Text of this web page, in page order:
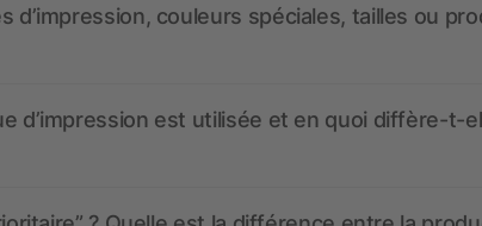
d’impression, couleurs spéciales, tailles ou
d’impression est utilisée et en quoi diffère-t-